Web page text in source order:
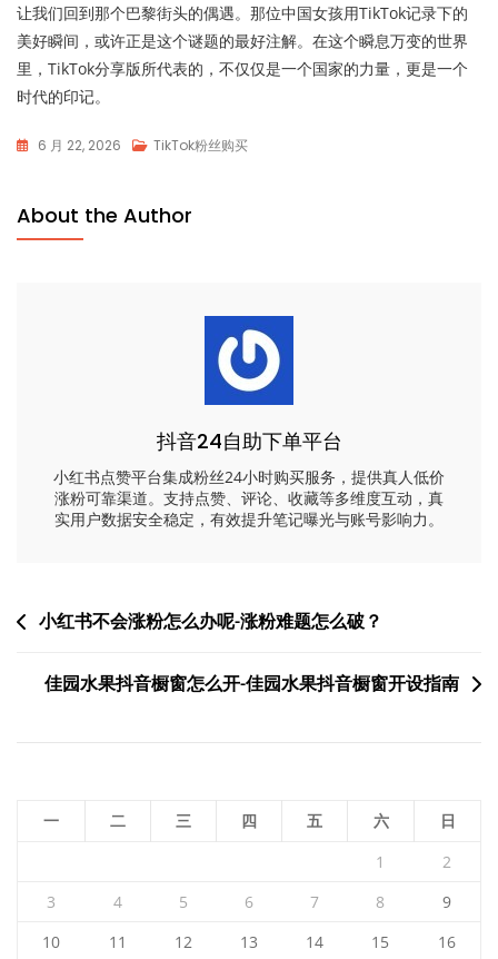
让我们回到那个巴黎街头的偶遇。那位中国女孩用TikTok记录下的
美好瞬间，或许正是这个谜题的最好注解。在这个瞬息万变的世界
里，TikTok分享版所代表的，不仅仅是一个国家的力量，更是一个
时代的印记。
6 月 22, 2026 TikTok粉丝购买
About the Author
抖音24自助下单平台
小红书点赞平台集成粉丝24小时购买服务，提供真人低价
涨粉可靠渠道。支持点赞、评论、收藏等多维度互动，真
实用户数据安全稳定，有效提升笔记曝光与账号影响力。
文小红书不会涨粉怎么办呢-涨粉难题怎么破？
佳园水果抖音橱窗怎么开-佳园水果抖音橱窗开设指南
一 二 三 四 五 六
日
1
2
3
4 5 6 7 8
9
10
11 12 13 14 15
16